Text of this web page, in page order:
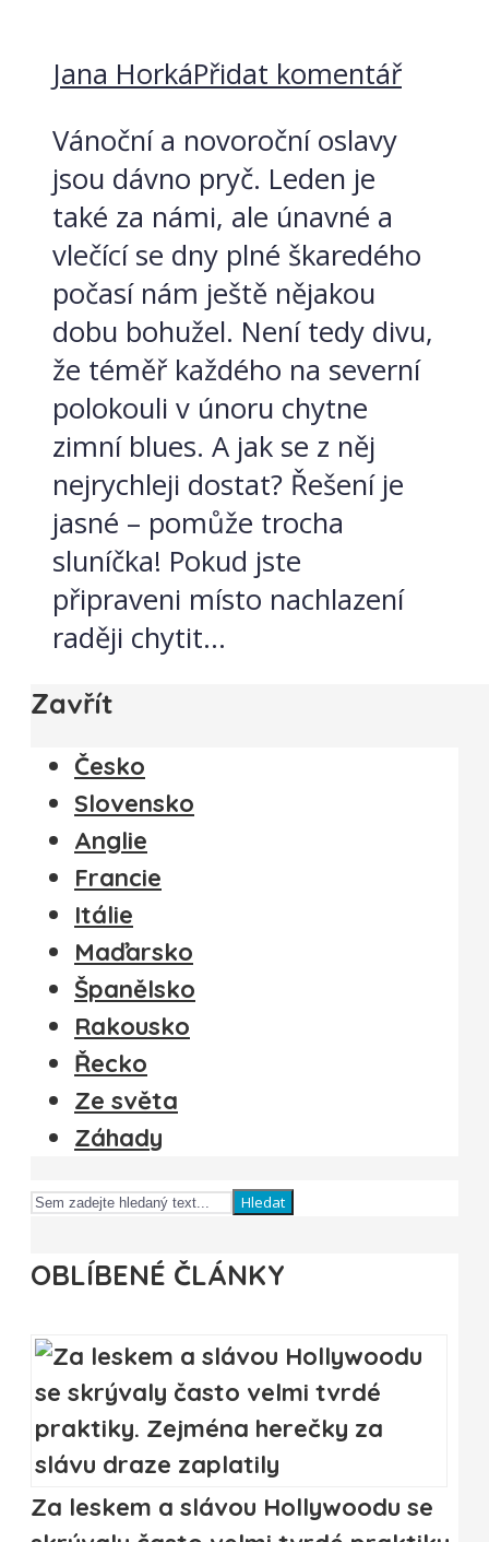
Jana HorkáPřidat komentář
Vánoční a novoroční oslavy
jsou dávno pryč. Leden je
také za námi, ale únavné a
vlečící se dny plné škaredého
počasí nám ještě nějakou
dobu bohužel. Není tedy divu,
že téměř každého na severní
polokouli v únoru chytne
zimní blues. A jak se z něj
nejrychleji dostat? Řešení je
jasné – pomůže trocha
sluníčka! Pokud jste
připraveni místo nachlazení
raději chytit...
Zavřít
Česko
Slovensko
Anglie
Francie
Itálie
Maďarsko
Španělsko
Rakousko
Řecko
Ze světa
Záhady
Hledat
OBLÍBENÉ ČLÁNKY
Za leskem a slávou Hollywoodu se